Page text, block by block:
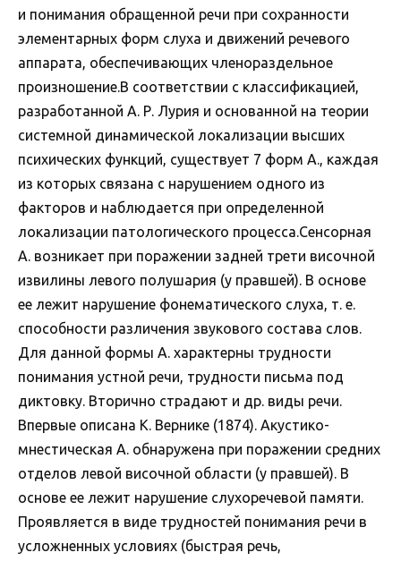
и понимания обращенной речи при сохранности
элементарных форм слуха и движений речевого
аппарата, обеспечивающих членораздельное
произношение.В соответствии с классификацией,
разработанной А. Р. Лурия и основанной на теории
системной динамической локализации высших
психических функций, существует 7 форм А., каждая
из которых связана с нарушением одного из
факторов и наблюдается при определенной
локализации патологического процесса.Сенсорная
А. возникает при поражении задней трети височной
извилины левого полушария (у правшей). В основе
ее лежит нарушение фонематического слуха, т. е.
способности различения звукового состава слов.
Для данной формы А. характерны трудности
понимания устной речи, трудности письма под
диктовку. Вторично страдают и др. виды речи.
Впервые описана К. Вернике (1874). Акустико-
мнестическая А. обнаружена при поражении средних
отделов левой височной области (у правшей). В
основе ее лежит нарушение слухоречевой памяти.
Проявляется в виде трудностей понимания речи в
усложненных условиях (быстрая речь,